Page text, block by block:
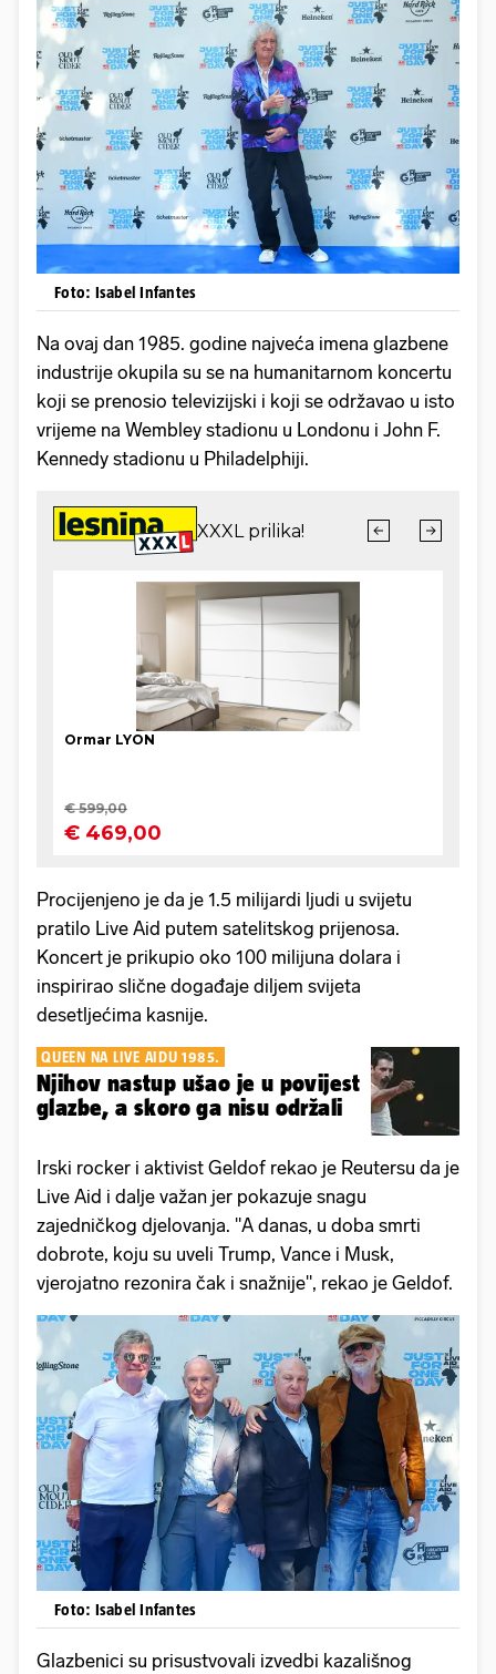
Foto: Isabel Infantes
Na ovaj dan 1985. godine najveća imena glazbene
industrije okupila su se na humanitarnom koncertu
koji se prenosio televizijski i koji se održavao u isto
vrijeme na Wembley stadionu u Londonu i John F.
Kennedy stadionu u Philadelphiji.
Procijenjeno je da je 1.5 milijardi ljudi u svijetu
pratilo Live Aid putem satelitskog prijenosa.
Koncert je prikupio oko 100 milijuna dolara i
inspirirao slične događaje diljem svijeta
desetljećima kasnije.
QUEEN NA LIVE AIDU 1985.
Njihov nastup ušao je u povijest
glazbe, a skoro ga nisu održali
Irski rocker i aktivist Geldof rekao je Reutersu da je
Live Aid i dalje važan jer pokazuje snagu
zajedničkog djelovanja. "A danas, u doba smrti
dobrote, koju su uveli Trump, Vance i Musk,
vjerojatno rezonira čak i snažnije", rekao je Geldof.
Foto: Isabel Infantes
Glazbenici su prisustvovali izvedbi kazališnog